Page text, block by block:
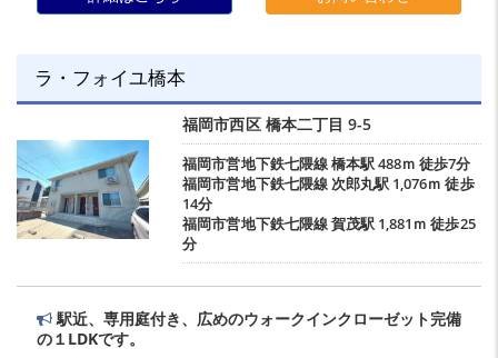
ラ・フォイユ橋本
福岡市西区 橋本二丁目 9-5
福岡市営地下鉄七隈線橋本駅488ｍ 徒歩7分
福岡市営地下鉄七隈線 次郎丸駅 1,076ｍ 徒歩
14分
福岡市営地下鉄七隈線賀茂駅 1,881ｍ 徒歩25
分
駅近、専用庭付き、広めのウォークインクローゼット完備
の１LDKです。